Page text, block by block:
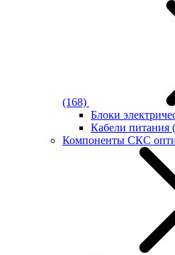
(168)
Блоки
Кабели питания
Компоненты СКС